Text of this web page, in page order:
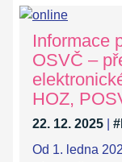
Informace
OSVČ –
HOZ,
22. 12. 2025
Od 1. ledna